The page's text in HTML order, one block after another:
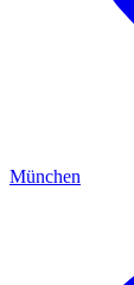
München